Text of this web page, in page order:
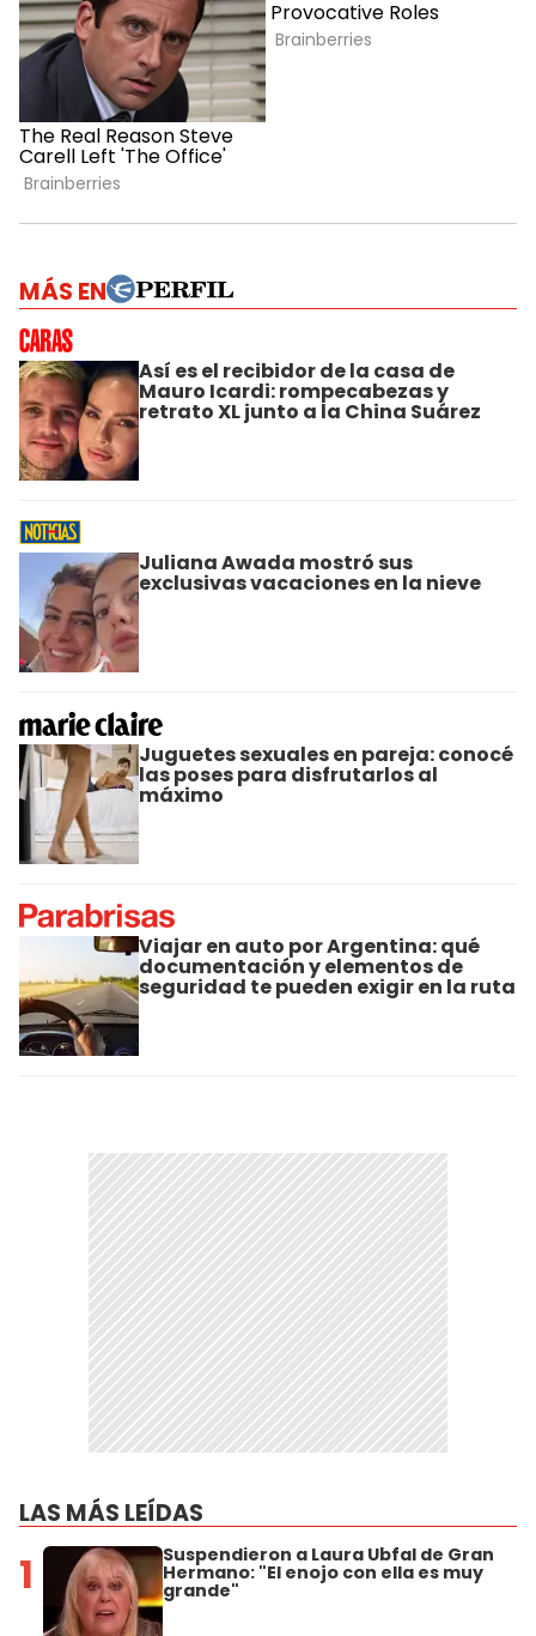
MÁS EN
Así es el recibidor de la casa de
Mauro Icardi: rompecabezas y
retrato XL junto a la China Suárez
Juliana Awada mostró sus
exclusivas vacaciones en la nieve
Juguetes sexuales en pareja: conocé
las poses para disfrutarlos al
máximo
Viajar en auto por Argentina: qué
documentación y elementos de
seguridad te pueden exigir en la ruta
LAS MÁS LEÍDAS
1 Suspendieron a Laura Ubfal de Gran
Hermano: "El enojo con ella es muy
grande"